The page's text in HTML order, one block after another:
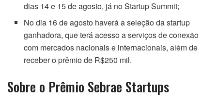
dias 14 e 15 de agosto, já no Startup Summit;
No dia 16 de agosto haverá a seleção da startup
ganhadora, que terá acesso a serviços de conexão
com mercados nacionais e internacionais, além de
receber o prêmio de R$250 mil.
Sobre o Prêmio Sebrae Startups